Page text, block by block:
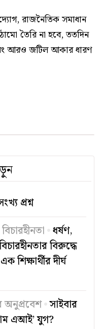
রাজনৈতিক সমাধান
তৈরি না হবে, ততদিন
আরও জটিল আকার ধারণ
প্রশ্ন
ধর্ষণ,
বিরুদ্ধে
শিক্ষার্থীর দীর্ঘ
অনুপ্রবেশ সাইবার
এআই’ যুগ?